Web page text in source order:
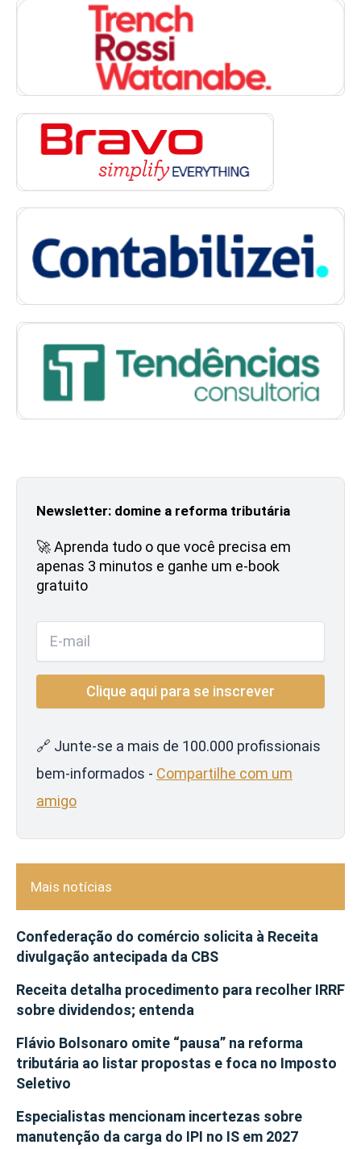
Newsletter: domine a reforma tributária
🚀 Aprenda tudo o que você precisa em
apenas 3 minutos e ganhe um e-book
gratuito
🔗 Junte-se a mais de 100.000 profissionais
bem-informados - Compartilhe com um
amigo
Mais notícias
Confederação do comércio solicita à Receita
divulgação antecipada da CBS
Receita detalha procedimento para recolher IRRF
sobre dividendos; entenda
Flávio Bolsonaro omite “pausa” na reforma
tributária ao listar propostas e foca no Imposto
Seletivo
Especialistas mencionam incertezas sobre
manutenção da carga do IPI no IS em 2027